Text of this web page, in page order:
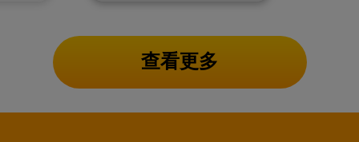
查看更多